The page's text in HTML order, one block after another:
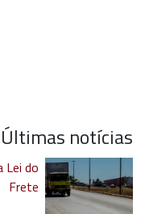
Últimas notícias
Lei do
Frete